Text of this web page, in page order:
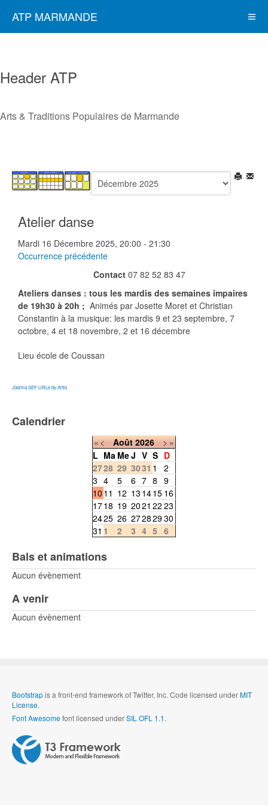
ATP MARMANDE
Header ATP
Arts & Traditions Populaires de Marmande
Atelier danse
Mardi 16 Décembre 2025, 20:00 - 21:30
Occurrence précédente
Contact07 82 52 83 47
Ateliers danses : tous les mardis des semaines impaires
de 19h30 à 20h ; Animés par Josette Moret et Christian
Constantin à la musique: les mardis 9 et 23 septembre, 7
octobre, 4 et 18 novembre, 2 et 16 décembre
Lieu école de Coussan
Joomla SEF URLs by Artio
Calendrier
«< Août 2026 >»
L Ma MeJ V S D
2728 29 3031 1
2
3 4 5 6 7 8 9
10 11 12 13 1415 16
1718 19 2021 22 23
2425 26 27282930
31 1 2 3 4 5 6
Bals et animations
Aucun évènement
A venir
Aucun évènement
Bootstrapis a front-end framework of Twitter, Inc. Code licensed underMIT
License.
Font Awesomefont licensed underSIL OFL 1.1.